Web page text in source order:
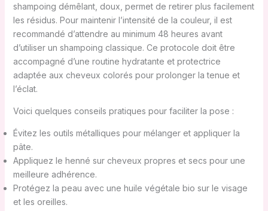
shampoing démêlant, doux, permet de retirer plus facilement
les résidus. Pour maintenir l’intensité de la couleur, il est
recommandé d’attendre au minimum 48 heures avant
d’utiliser un shampoing classique. Ce protocole doit être
accompagné d’une routine hydratante et protectrice
adaptée aux cheveux colorés pour prolonger la tenue et
l’éclat.
Voici quelques conseils pratiques pour faciliter la pose :
Évitez les outils métalliques pour mélanger et appliquer la
pâte.
Appliquez le henné sur cheveux propres et secs pour une
meilleure adhérence.
Protégez la peau avec une huile végétale bio sur le visage
et les oreilles.